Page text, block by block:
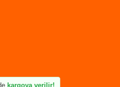
kargoya verilir!